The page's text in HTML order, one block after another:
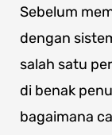
Sebelum
dengan
salah satu
di benak
bagaimana